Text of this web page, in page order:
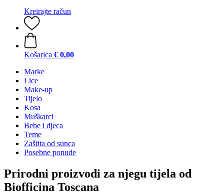
Kreirajte račun
Košarica € 0,00
Marke
Lice
Make-up
Tijelo
Kosa
Muškarci
Bebe i djeca
Teme
Zaštita od sunca
Posebne ponude
Prirodni proizvodi za njegu tijela od
Biofficina Toscana